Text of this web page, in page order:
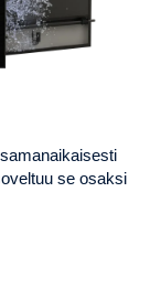
se osaksi